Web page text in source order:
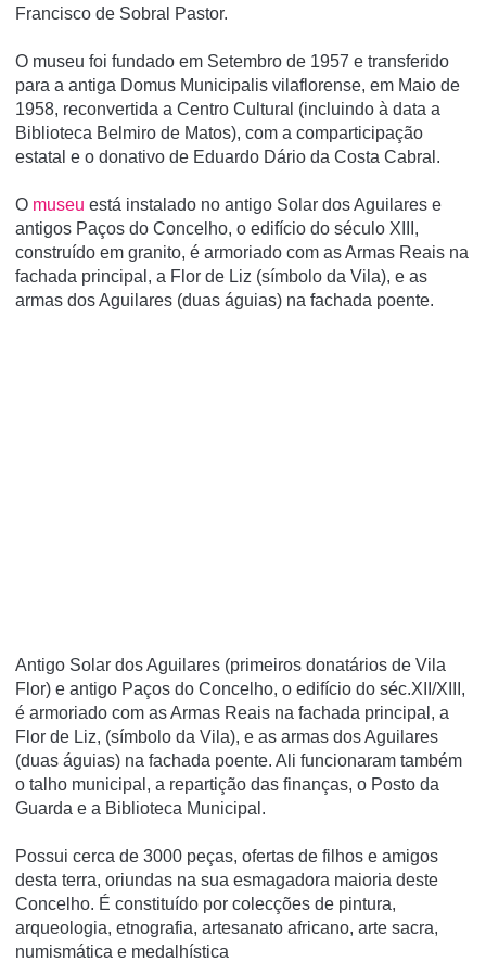
Francisco de Sobral Pastor.
O museu foi fundado em Setembro de 1957 e transferido
para a antiga Domus Municipalis vilaflorense, em Maio de
1958, reconvertida a Centro Cultural (incluindo à data a
Biblioteca Belmiro de Matos), com a comparticipação
estatal e o donativo de Eduardo Dário da Costa Cabral.
O museu está instalado no antigo Solar dos Aguilares e
antigos Paços do Concelho, o edifí­cio do século XIII,
construí­do em granito, é armoriado com as Armas Reais na
fachada principal, a Flor de Liz (sí­mbolo da Vila), e as
armas dos Aguilares (duas águias) na fachada poente.
Antigo Solar dos Aguilares (primeiros donatários de Vila
Flor) e antigo Paços do Concelho, o edifício do séc.XII/XIII,
é armoriado com as Armas Reais na fachada principal, a
Flor de Liz, (símbolo da Vila), e as armas dos Aguilares
(duas águias) na fachada poente. Ali funcionaram também
o talho municipal, a repartição das finanças, o Posto da
Guarda e a Biblioteca Municipal.
Possui cerca de 3000 peças, ofertas de filhos e amigos
desta terra, oriundas na sua esmagadora maioria deste
Concelho. É constituído por colecções de pintura,
arqueologia, etnografia, artesanato africano, arte sacra,
numismática e medalhística